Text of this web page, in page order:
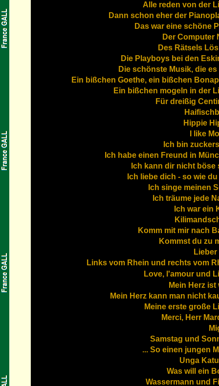
Alle reden von der
Dann schon eher der
Das war eine schöne
Der Computer
Des Rätsels
Die Playboys bei den
Die schönste Musik, die
Ein bißchen Goethe, ein bißchen
Ein bißchen mogeln in der
Für dreißig
Hippie
I like
Ich bin
Ich habe einen Freund in
Ich kann dir nicht böse
Ich liebe dich - so wie
Ich singe meinen
Ich träume jede
Ich war ein
Komm mit mir nach
Kommst du zu
Links vom Rhein und rechts vom
Love, l'amour und
Mein Herz ist
Mein Herz kann man nicht
Meine erste große
Merci, Herr
Samstag und
... So einen jungen
Unga
Was will ein
Wassermann und